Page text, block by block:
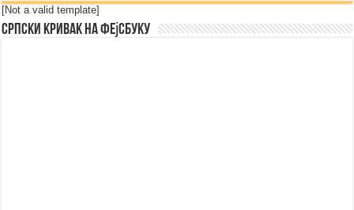
[Not a valid template]
Српски Кривак на Фејсбуку